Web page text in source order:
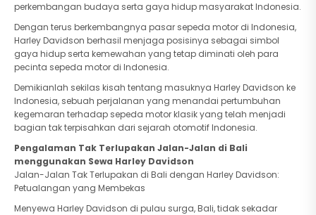
perkembangan budaya serta gaya hidup masyarakat Indonesia.
Dengan terus berkembangnya pasar sepeda motor di Indonesia,
Harley Davidson berhasil menjaga posisinya sebagai simbol
gaya hidup serta kemewahan yang tetap diminati oleh para
pecinta sepeda motor di Indonesia.
Demikianlah sekilas kisah tentang masuknya Harley Davidson ke
Indonesia, sebuah perjalanan yang menandai pertumbuhan
kegemaran terhadap sepeda motor klasik yang telah menjadi
bagian tak terpisahkan dari sejarah otomotif Indonesia.
Pengalaman Tak Terlupakan Jalan-Jalan di Bali
menggunakan Sewa Harley Davidson
Jalan-Jalan Tak Terlupakan di Bali dengan Harley Davidson:
Petualangan yang Membekas
Menyewa Harley Davidson di pulau surga, Bali, tidak sekadar